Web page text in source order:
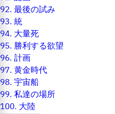
92.最後の試み
93.統
94. 大量死
95.勝利する欲望
96.計画
97.黄金時代
98.宇宙船
99.私達の場所
100. 大陸